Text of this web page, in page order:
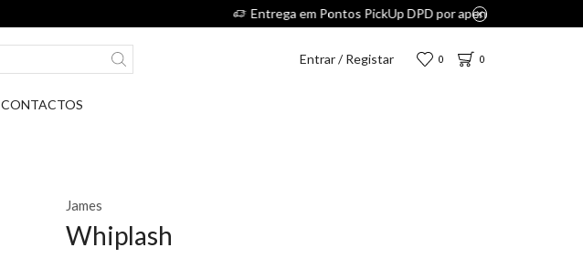
Entrar / Registar 0 0
CONTACTOS
James
Whiplash